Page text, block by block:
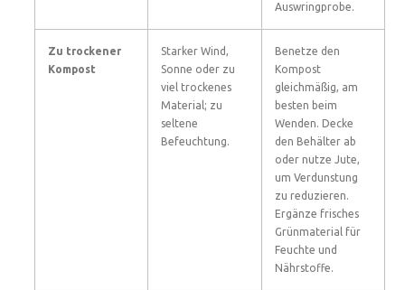
Auswringprobe.
Zu trockener
Kompost
Starker Wind,
Sonne oder zu
viel trockenes
Material; zu
seltene
Befeuchtung.
Benetze den
Kompost
gleichmäßig, am
besten beim
Wenden. Decke
den Behälter ab
oder nutze Jute,
um Verdunstung
zu reduzieren.
Ergänze frisches
Grünmaterial für
Feuchte und
Nährstoffe.